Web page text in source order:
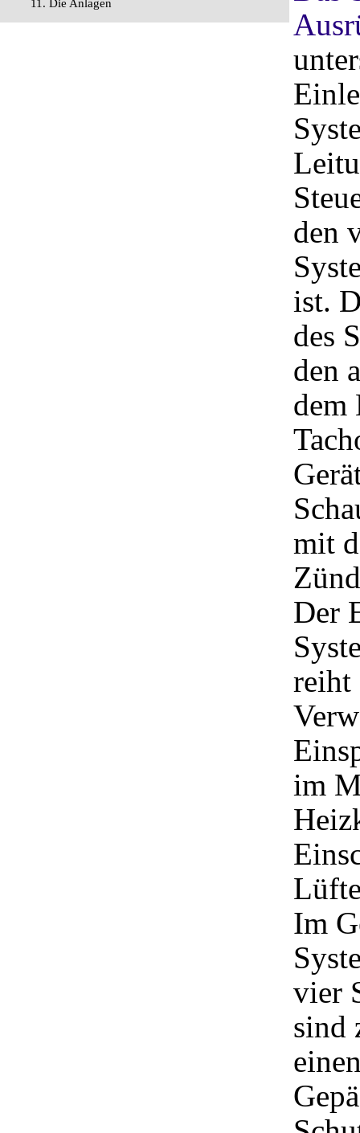
11. Die Anlagen
den
ist.
des
den
dem
mit
Der
reiht
im
Im
vier
sind